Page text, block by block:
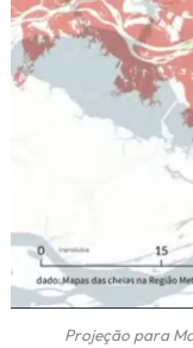
Projeção para